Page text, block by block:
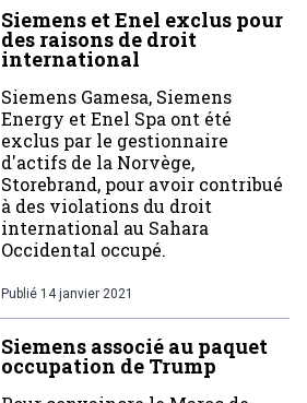
Siemens et Enel exclus pour
des raisons de droit
international
Siemens Gamesa, Siemens
Energy et Enel Spa ont été
exclus par le gestionnaire
d'actifs de la Norvège,
Storebrand, pour avoir contribué
à des violations du droit
international au Sahara
Occidental occupé.
Publié 14 janvier 2021
Siemens associé au paquet
occupation de Trump